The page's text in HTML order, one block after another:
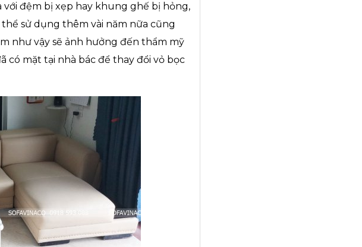
với đệm bị xẹp hay khung ghế bị hỏng,
sử dụng thêm vài năm nữa cũng
như vậy sẽ ảnh hưởng đến thẩm mỹ
có mặt tại nhà bác để thay đổi vỏ bọc